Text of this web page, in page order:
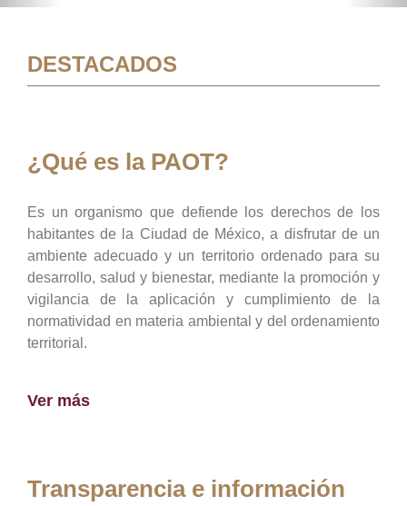
DESTACADOS
¿Qué es la PAOT?
Es un organismo que defiende los derechos de los
habitantes de la Ciudad de México, a disfrutar de un
ambiente adecuado y un territorio ordenado para su
desarrollo, salud y bienestar, mediante la promoción y
vigilancia de la aplicación y cumplimiento de la
normatividad en materia ambiental y del ordenamiento
territorial.
Ver más
Transparencia e información